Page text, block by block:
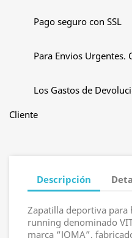
Pago seguro con SSL
Para Envios Urgentes.
Los Gastos de
Cliente
Descripción
Zapatilla deportiva
running denominado
marca “JOMA”,